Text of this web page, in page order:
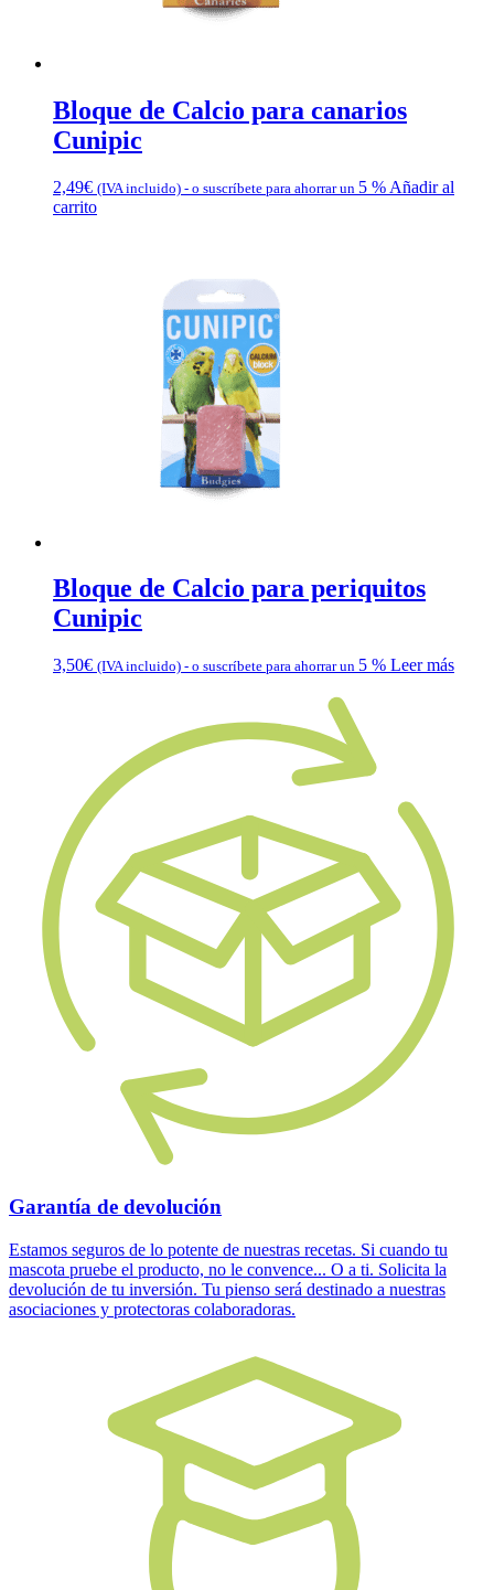
Bloque de Calcio para canarios
Cunipic
2,49€ (IVA incluido) - o suscríbete para ahorrar un 5 % Añadir al
carrito
Bloque de Calcio para periquitos
Cunipic
3,50€ (IVA incluido) - o suscríbete para ahorrar un 5 % Leer más
Garantía de devolución
Estamos seguros de lo potente de nuestras recetas. Si cuando tu
mascota pruebe el producto, no le convence... O a ti. Solicita la
devolución de tu inversión. Tu pienso será destinado a nuestras
asociaciones y protectoras colaboradoras.